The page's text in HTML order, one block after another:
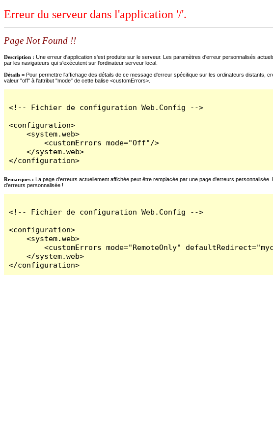
Erreur du serveur dans l'application '/'.
Page Not Found !!
Description : Une erreur d'application s'est produite sur le serveur. Les paramètres d'erreur personnalisés
par les navigateurs qui s'exécutent sur l'ordinateur serveur local.
Détails = Pour permettre l'affichage des détails de ce message d'erreur spécifique sur les ordinateurs distants,
valeur "off" à l'attribut "mode" de cette balise <customErrors>.
<!-- Fichier de configuration Web.Config -->
<configuration>
    <system.web>
        <customErrors mode="Off"/>
    </system.web>
</configuration>
Remarques : La page d'erreurs actuellement affichée peut être remplacée par une page d'erreurs
d'erreurs personnalisée !
<!-- Fichier de configuration Web.Config -->
<configuration>
    <system.web>
<customErrors mode="RemoteOnly"
    </system.web>
</configuration>